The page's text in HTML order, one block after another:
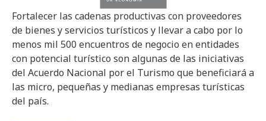
Fortalecer las cadenas productivas con proveedores
de bienes y servicios turísticos y llevar a cabo por lo
menos mil 500 encuentros de negocio en entidades
con potencial turístico son algunas de las iniciativas
del Acuerdo Nacional por el Turismo que beneficiará a
las micro, pequeñas y medianas empresas turísticas
del país.